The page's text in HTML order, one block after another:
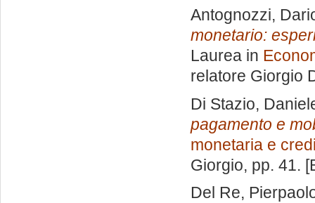
Antognozzi,
monetario:
Laurea in
relatore Giorgio
Di Stazio,
pagamento e
monetaria e
Giorgio, pp. 41.
Del Re,